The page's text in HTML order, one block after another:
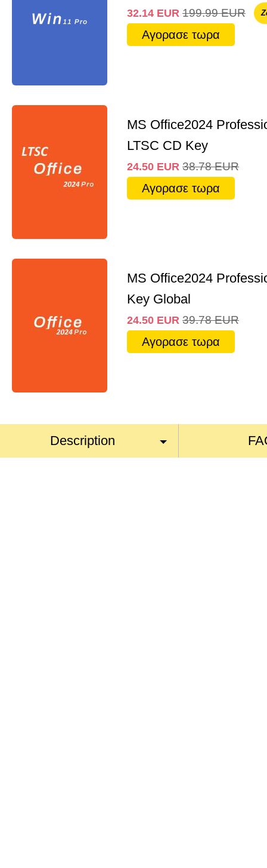
32.14 EUR 199.99 EUR
Αγορασε τωρα
MS Office2024
LTSC CD Key
24.50 EUR 38.78 EUR
Αγορασε τωρα
MS Office2024
Key Global
24.50 EUR 39.78 EUR
Αγορασε τωρα
Description